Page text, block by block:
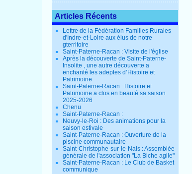
Articles Récents
Lettre de la Fédération Familles Rurales
d'Indre-et-Loire aux élus de notre
gterritoire
Saint-Paterne-Racan : Visite de l'église
Après la découverte de Saint-Paterne-
Insolite , une autre découverte a
enchanté les adeptes d’Histoire et
Patrimoine
Saint-Paterne-Racan : Histoire et
Patrimoine a clos en beauté sa saison
2025-2026
Chenu
Saint-Paterne-Racan :
Neuvy-le-Roi : Des animations pour la
saison estivale
Saint-Paterne-Racan : Ouverture de la
piscine communautaire
Saint-Christophe-sur-le-Nais : Assemblée
générale de l'association "La Biche agile"
Saint-Paterne-Racan : Le Club de Basket
communique